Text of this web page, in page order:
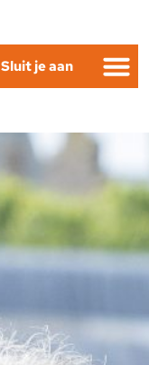
Sluit je aan